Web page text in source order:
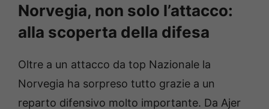
Norvegia, non solo l’attacco:
alla scoperta della difesa
Oltre a un attacco da top Nazionale la
Norvegia ha sorpreso tutto grazie a un
reparto difensivo molto importante. Da Ajer